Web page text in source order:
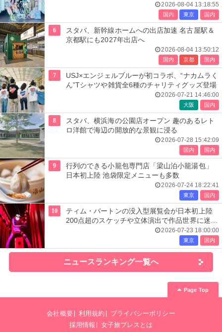
2026-08-04 13:18:55
国内 東京 国内
6
スタバ、新幹線ホームへの出店加速 名古屋駅＆
京都駅にも2027年出店へ
2026-08-04 13:50:12
国内 京都 国内
7
USJ×エンジェルブルーが初コラボ、“ナカムラく
ん”Tシャツや雑貨全6種のチャリティグッズ登場
2026-07-21 14:46:00
大阪 国内
8
スタバ、横浜海の公園店オープン 趣のあるレト
ロ洋館で海辺の開放的な景観に浸る
2026-07-28 15:42:09
国内 国内
9
行列のできる小籠包専門店「梁山泊小籠湯包」
日本初上陸 池袋限定メニューも多数
2026-07-24 18:22:41
東京 国内
10
ティム・バートンの没入型展覧会が日本初上陸
200点超のスケッチや立体演出で作品世界に迷い
2026-07-23 18:00:00
東京 国内
ニュースランキング一覧へ
Page Top
会社概要 利用規約
プライバシーポリシー
採用情報
女子旅プレスとは